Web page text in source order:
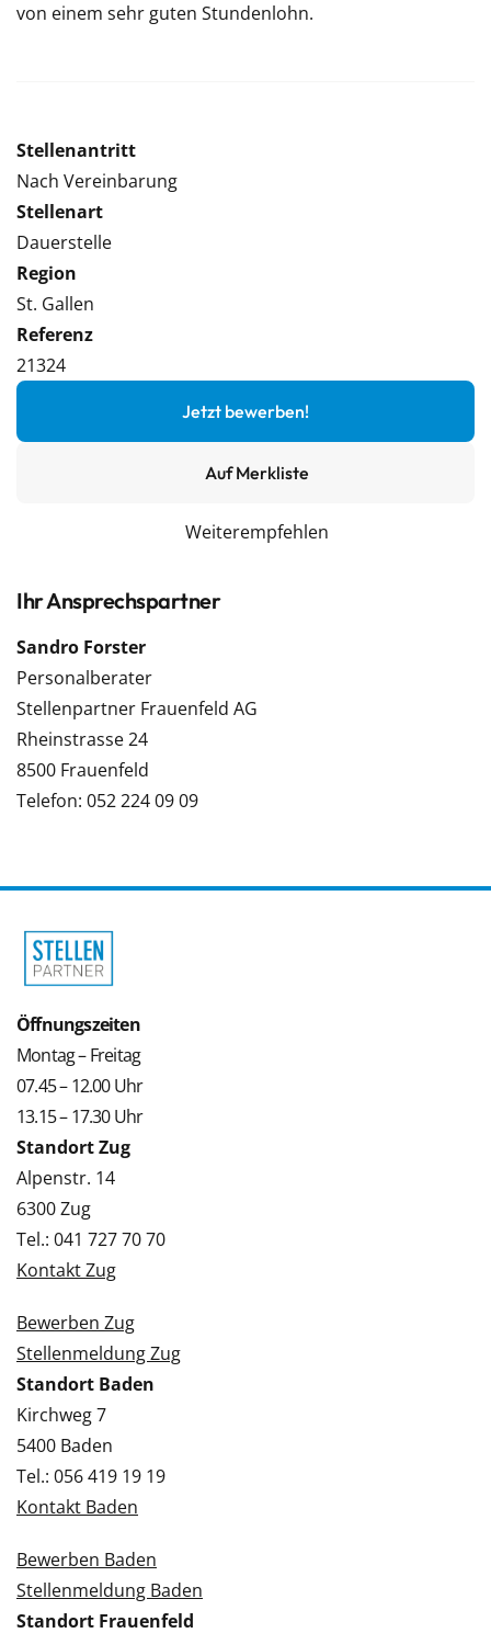
von einem sehr guten Stundenlohn.
Stellenantritt
Nach Vereinbarung
Stellenart
Dauerstelle
Region
St. Gallen
Referenz
21324
Jetzt bewerben!
Auf Merkliste
Weiterempfehlen
Ihr Ansprechspartner
Sandro Forster
Personalberater
Stellenpartner Frauenfeld AG
Rheinstrasse 24
8500 Frauenfeld
Telefon: 052 224 09 09
Öffnungszeiten
Montag – Freitag
07.45 – 12.00 Uhr
13.15 – 17.30 Uhr
Standort Zug
Alpenstr. 14
6300 Zug
Tel.: 041 727 70 70
Kontakt Zug
Bewerben Zug
Stellenmeldung Zug
Standort Baden
Kirchweg 7
5400 Baden
Tel.: 056 419 19 19
Kontakt Baden
Bewerben Baden
Stellenmeldung Baden
Standort Frauenfeld